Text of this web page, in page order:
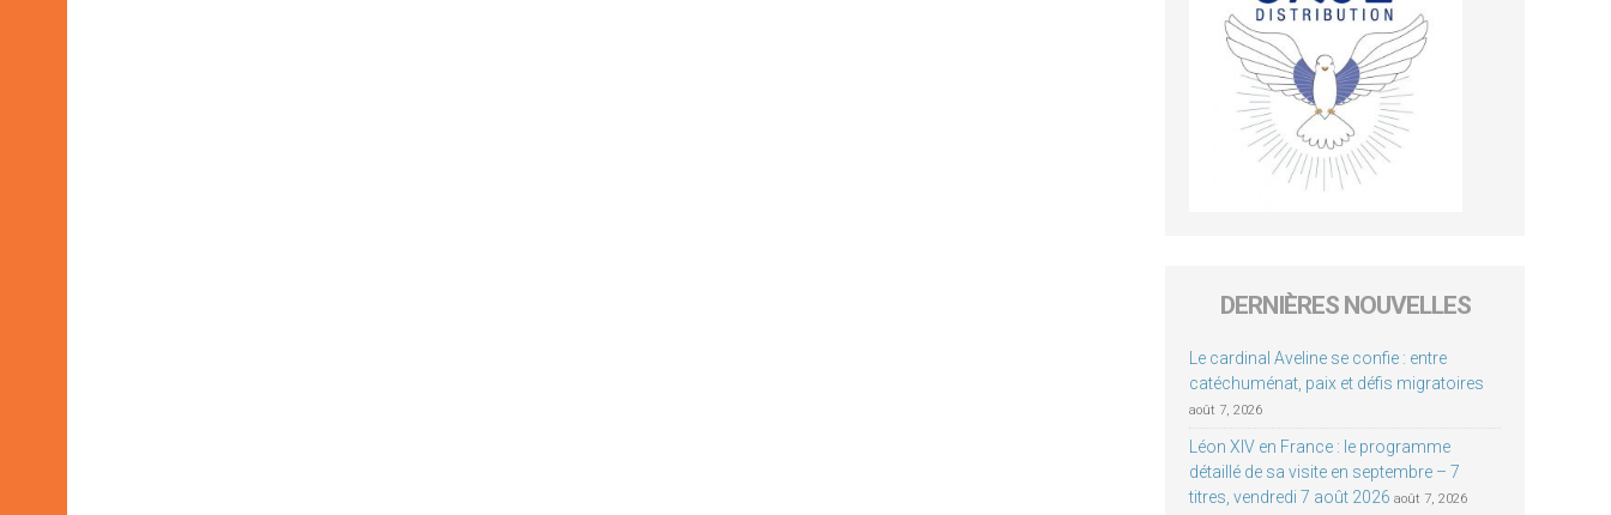
DERNIÈRES NOUVELLES
Le cardinal Aveline se confie : entre
catéchuménat, paix et défis migratoires
août 7, 2026
Léon XIV en France : le programme
détaillé de sa visite en septembre – 7
titres, vendredi 7 août 2026 août 7, 2026